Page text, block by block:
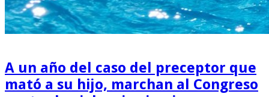
A un año del caso del preceptor que
mató a su hijo, marchan al Congreso